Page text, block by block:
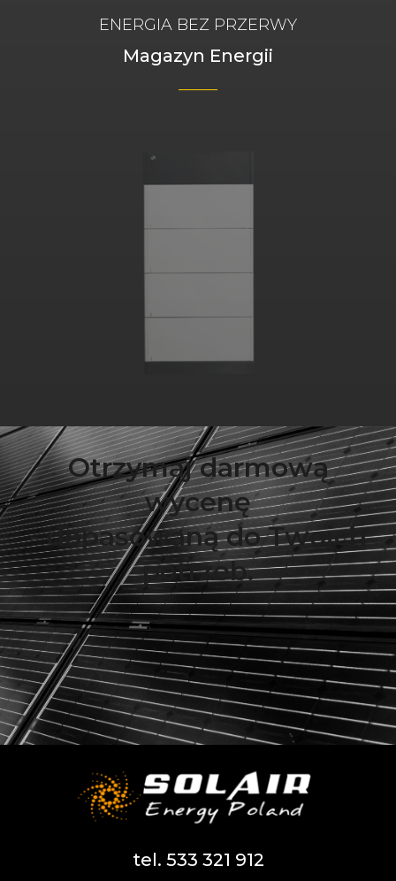
ENERGIA BEZ PRZERWY
Magazyn Energii
Otrzymaj darmową
wycenę
- dopasowaną do Twoich
potrzeb.
tel. 533 321 912